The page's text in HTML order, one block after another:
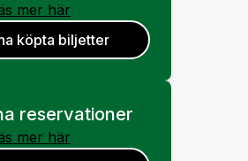
mer här
köpta biljetter
reservationer
mer här